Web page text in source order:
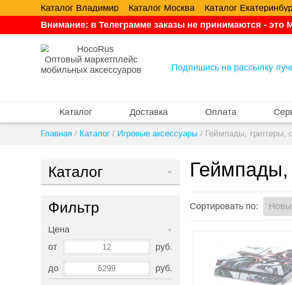
Каталог Владимир Каталог Москва Каталог
Внимание: в Телеграмме заказы не принимаются - это
Оптовый маркетплейс
мобильных аксессуаров
Подпишись на рассылку
Каталог Доставка Оплата
Главная / Каталог / Игровые аксессуары / Геймпады, триггеры,
Геймпады,
Сортировать по:
Каталог
Фильтр
Цена
от
руб.
до руб.